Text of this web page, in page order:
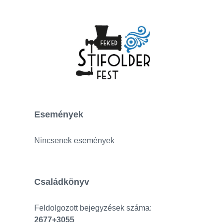
Események
Nincsenek események
Családkönyv
Feldolgozott bejegyzések száma:
2677+3055